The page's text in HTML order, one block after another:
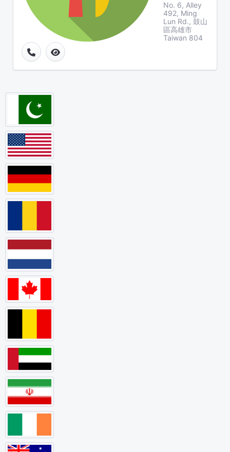
No. 6, Alley
492, Ming
Lun Rd., 鼓山
區高雄市
Taiwan 804